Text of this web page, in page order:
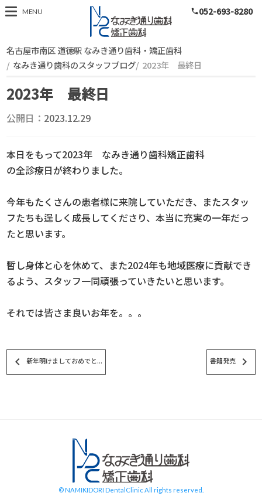
スタッフブログ
MENU phone052-693-8280
名古屋市南区 道徳駅 なみき通り歯科・矯正歯科
なみき通り歯科のスタッフブログ 2023年 最終日
2023年 最終日
公開日： 2023.12.29
本日をもって2023年 なみき通り歯科矯正歯科
の全診療日が終わりました。
今年もたくさんの患者様に来院していただき、またスタッ
フたちも逞しく成長してくださり、本当に充実の一年だっ
たと思います。
暫し身体と心を休めて、また2024年も地域医療に貢献でき
るよう、スタッフ一同頑張っていきたいと思います。
それでは皆さま良いお年を。。。
keyboard_arrow_left 新年明けましておめでと... 書籍発売 keyboard_arrow_right
© NAMIKIDORI DentalClinic All rights reserved.